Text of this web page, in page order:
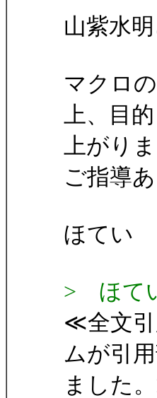
山紫水
マクロ
上、目
上がり
ご指導
ほてい
> ほて
≪全文引
ムが引
ました